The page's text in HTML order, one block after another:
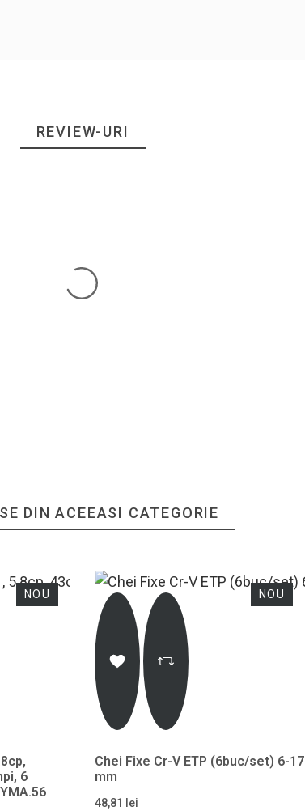
REVIEW-URI
DIN ACEEASI CATEGORIE
6
NOU
Chei Fixe Cr-V ETP (6buc/set) 6-17
mm
48,81 lei
NOU